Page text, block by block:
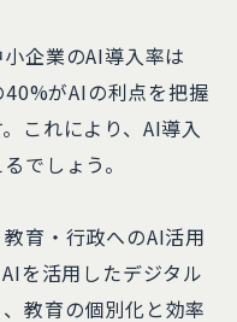
企業のAI導入率は
がAIの利点を把握
これにより、AI導入
でしょう。
育・行政へのAI活用
を活用したデジタル
教育の個別化と効率